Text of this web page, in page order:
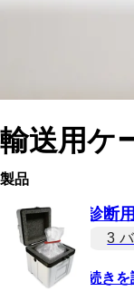
輸送用ケ
製品
診断
3
続き